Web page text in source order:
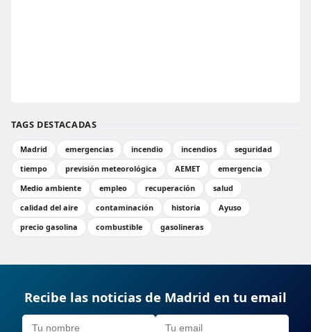
TAGS DESTACADAS
Madrid emergencias incendio incendios
seguridad
tiempo
previsión meteorológica AEMET
emergencia
Medio ambiente
empleo recuperación
salud
calidad del aire
contaminación historia
Ayuso
precio gasolina
combustible gasolineras
Recibe las noticias de Madrid en tu email